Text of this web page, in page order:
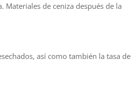
de ceniza después de la
así como también la tasa de